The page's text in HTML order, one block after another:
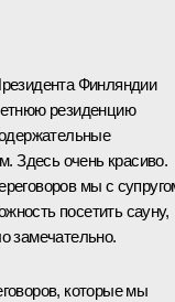
Финляндии
резиденцию
Здесь очень красиво.
мы с
посетить сауну,
замечательно.
которые мы